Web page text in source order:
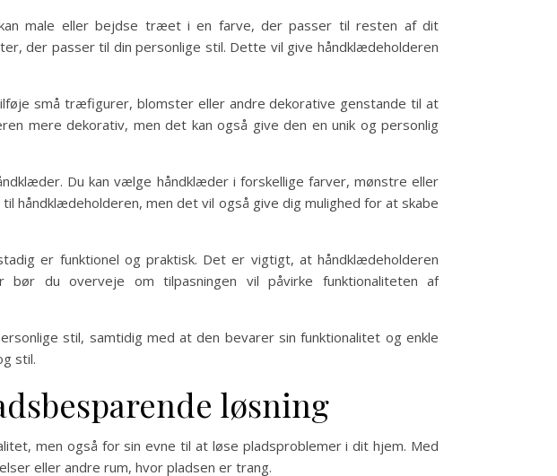
male eller bejdse træet i en farve, der passer til resten af dit
der passer til din personlige stil. Dette vil give håndklædeholderen
små træfigurer, blomster eller andre dekorative genstande til at
mere dekorativ, men det kan også give den en unik og personlig
Du kan vælge håndklæder i forskellige farver, mønstre eller
men det vil også give dig mulighed for at skabe
er funktionel og praktisk. Det er vigtigt, at håndklædeholderen
du overveje om tilpasningen vil påvirke funktionaliteten af
stil, samtidig med at den bevarer sin funktionalitet og enkle
stil.
løsning
men også for sin evne til at løse pladsproblemer i dit hjem. Med
eller andre rum, hvor pladsen er trang.